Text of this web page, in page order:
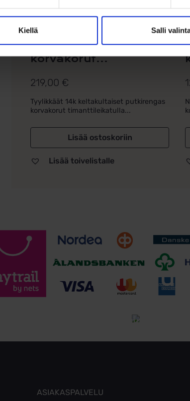
Kiellä Salli
Keltakultaiset kierretyt
putkirengas
korvakorut...
219,00 €
Tyylikkäät 14k keltakultaiset putkirengas
korvakorut timanttileikatulla...
Lisää ostoskoriin
Lisää toivelistalle
Tutustu
ASIAKASPALVELU